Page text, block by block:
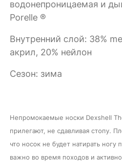
водонепроницаемая и
Porelle ®
Внутренний слой: 38%
акрил, 20% нейлон
Сезон: зима
Непромокаемые носки Dexshell
прилегают, не сдавливая стопу.
что носок не будет натирать ногу
важно во время походов и